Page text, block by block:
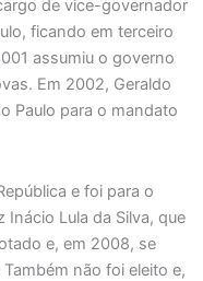
de vice-governador
ficando em terceiro
assumiu o governo
Em 2002, Geraldo
Paulo para o mandato
e foi para o
Lula da Silva, que
e, em 2008, se
não foi eleito e,